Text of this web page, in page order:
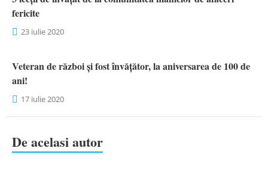
fericite
23 iulie 2020
Veteran de război și fost învățător, la aniversarea de 100 de
ani!
17 iulie 2020
De acelasi autor